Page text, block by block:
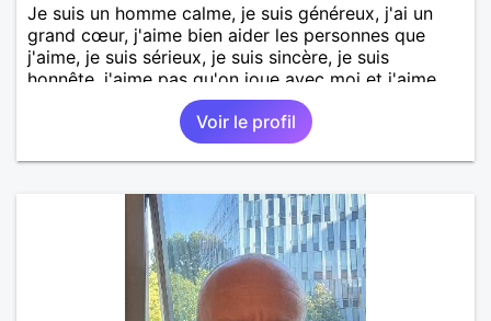
Je suis un homme calme, je suis généreux, j'ai un
grand cœur, j'aime bien aider les personnes que
j'aime, je suis sérieux, je suis sincère, je suis
honnête, j'aime pas qu'on joue avec moi et j'aime
pas les mensonges. Je cherche une relation
amoureuse et sérieuse.Voir le profil